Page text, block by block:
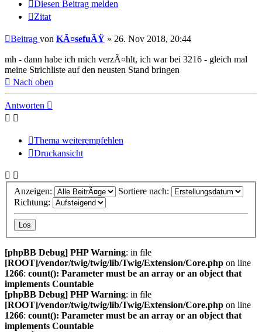
Diesen Beitrag melden
Zitat
Beitrag von KÃ¤sefuÃŸ » 26. Nov 2018, 20:44
mh - dann habe ich mich verzÃ¤hlt, ich war bei 3216 - gleich mal
meine Strichliste auf den neusten Stand bringen
Nach oben
Antworten
Thema weiterempfehlen
Druckansicht
Anzeigen:
Sortiere nach:
Richtung:
[phpBB Debug] PHP Warning: in file
[ROOT]/vendor/twig/twig/lib/Twig/Extension/Core.php on line
1266: count(): Parameter must be an array or an object that
implements Countable
[phpBB Debug] PHP Warning: in file
[ROOT]/vendor/twig/twig/lib/Twig/Extension/Core.php on line
1266: count(): Parameter must be an array or an object that
implements Countable